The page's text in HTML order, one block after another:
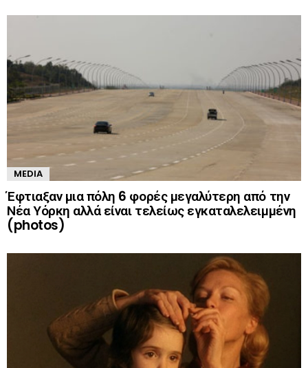
MEDIA
Έφτιαξαν μια πόλη 6 φορές μεγαλύτερη από την
Νέα Υόρκη αλλά είναι τελείως εγκαταλελειμμένη
(photos)